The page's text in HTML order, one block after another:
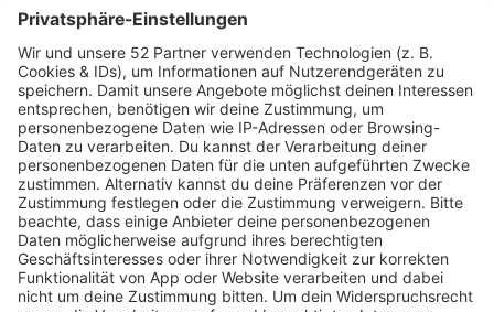
DIE AKTION IST BEENDET! DANKE AN ALLE FÜRS
MITMACHEN...!!!
Euer „Bestes Pferd im Stall“ bei antenne 1
Neckarburg Rock & Pop
zusammen mit der Stadt Horb!